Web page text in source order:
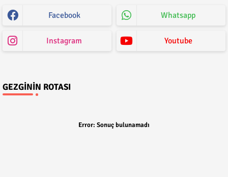
Facebook Whatsapp
Instagram Youtube
GEZGININ ROTASI
Error: Sonuç bulunamadı